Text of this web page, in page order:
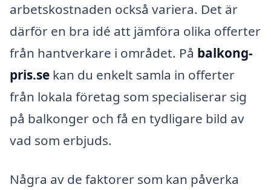
arbetskostnaden också variera. Det är
därför en bra idé att jämföra olika offerter
från hantverkare i området. På balkong-
pris.se kan du enkelt samla in offerter
från lokala företag som specialiserar sig
på balkonger och få en tydligare bild av
vad som erbjuds.
Några av de faktorer som kan påverka